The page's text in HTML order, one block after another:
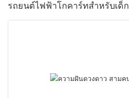
รถยนต์ไฟฟ้าโกคาร์ทสำหรับเด็ก